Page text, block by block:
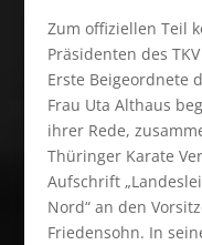
Zum offiziellen Teil
Präsidenten des
Erste Beigeordnete
Frau Uta Althaus
ihrer Rede,
Thüringer Karate
Aufschrift
Nord“ an den
Friedensohn. In